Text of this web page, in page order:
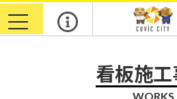
toggle
navigation
看板施工
WORKS